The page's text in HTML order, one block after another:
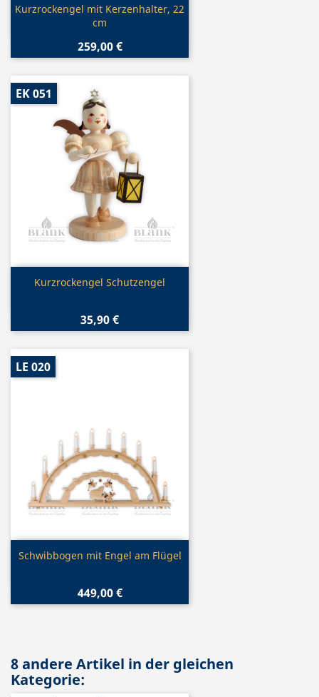
Vorschau
Kurzrockengel mit Kerzenhalter, 22
cm
259,00 €
Vorschau
Kurzrockengel Schutzengel
35,90 €
EK 051
Vorschau
Schwibbogen mit Engel am Flügel
449,00 €
LE 020
8 andere Artikel in der gleichen
Kategorie: